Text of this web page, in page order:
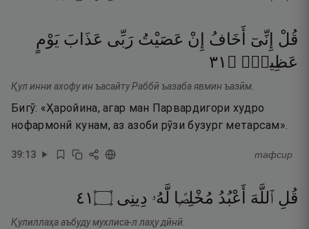
قُلْ إِنِّىٓ أَخَافُ إِنْ عَصَيْتُ رَبِّى عَذَابَ يَوْمٍ
عَظِيمٍۢ ۝ ١٣
Қул инни ахофу ин ъасайту Раббӣ ъазаба явмин ъазӣм.
Бигӯ: «Ҳаройина, агар ман Парвардигори худро
нофармонӣ кунам, аз азоби рӯзи бузург метарсам».
39:13 тафсир
قُلِ ٱللَّهَ أَعْبُدُ مُخْلِصًۭا لَّهُۥ دِينِى ۝١٤
Қулиллаҳа аъбуду мухлиса-л лаҳу дӣнӣ.